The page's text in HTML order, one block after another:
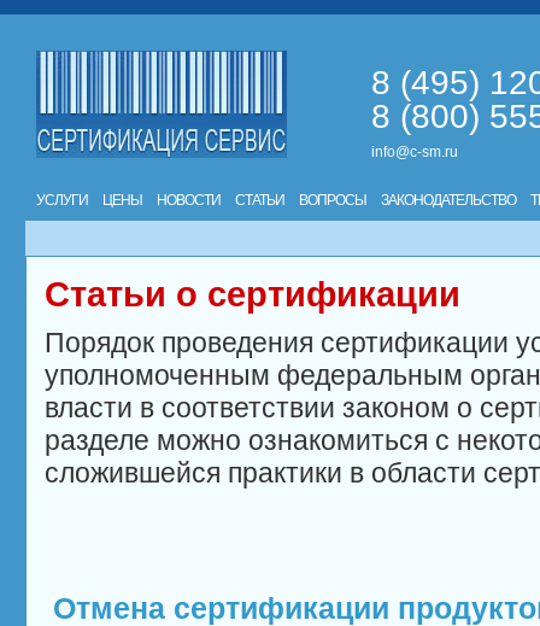
8 (495)
8 (800)
info@c-sm.ru
УСЛУГИ ЦЕНЫ НОВОСТИ СТАТЬИ ВОПРОСЫ ЗАКОНОДАТЕЛЬСТВО
Статьи о сертификации
Порядок проведения сертификации
уполномоченным федеральным
власти в соответствии законом о
разделе можно ознакомиться с
сложившейся практики в области
Отмена сертификации